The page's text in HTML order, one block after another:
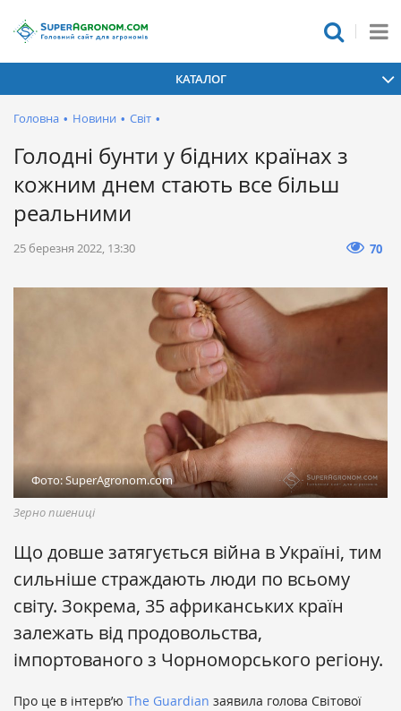
КАТАЛОГ
Головна • Новини • Світ •
Голодні бунти у бідних країнах з
кожним днем стають все більш
реальними
25 березня 2022, 13:30 70
Фото: SuperAgronom.com
Зерно пшениці
Що довше затягується війна в Україні, тим
сильніше страждають люди по всьому
світу. Зокрема, 35 африканських країн
залежать від продовольства,
імпортованого з Чорноморського регіону.
Про це в інтерв’ю The Guardian заявила голова Світової